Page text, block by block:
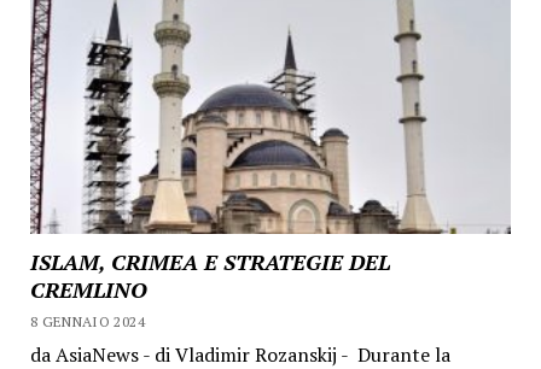
ISLAM, CRIMEA E STRATEGIE DEL
CREMLINO
8 GENNAIO 2024
da AsiaNews - di Vladimir Rozanskij - Durante la